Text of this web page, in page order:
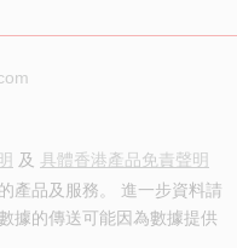
及 具體香港產品免責聲明
產品及服務。 進一步資料請
據的傳送可能因為數據提供